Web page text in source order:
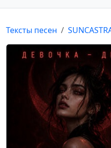
Тексты песен